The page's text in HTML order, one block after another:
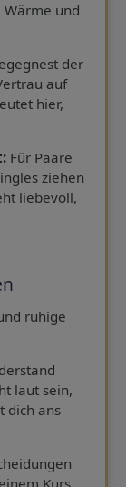
und
der
auf
hier,
Für Paare
ziehen
liebevoll,
ruhige
laut sein,
dich ans